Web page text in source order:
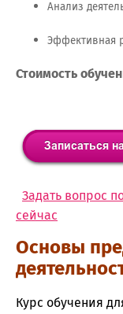
Анализ
Эффективная
Стоимость
Задать вопрос
сейчас
Основы
Курс обучения